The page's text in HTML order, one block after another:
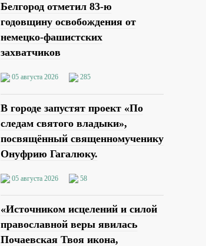
Белгород отметил 83-ю
годовщину освобождения от
немецко-фашистских
захватчиков
05 августа 2026 285
В городе запустят проект «По
следам святого владыки»,
посвящённый священномученику
Онуфрию Гагалюку.
05 августа 2026 58
«Источником исцелений и силой
православной веры явилась
Почаевская Твоя икона,